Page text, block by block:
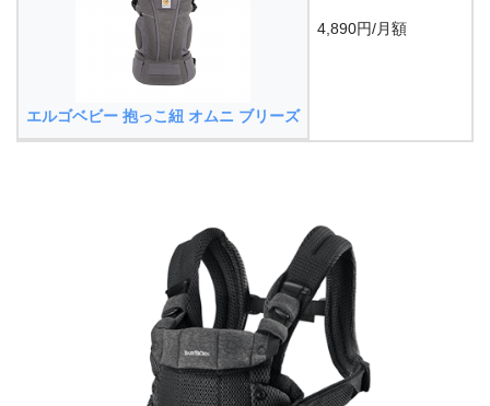
エルゴベビー 抱っこ紐 オムニ ブリーズ
4,890円/月額